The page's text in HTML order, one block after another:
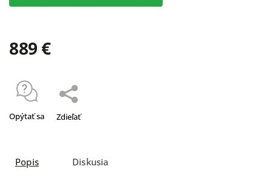
889 €
Opýtať sa Zdieľať
Popis Diskusia